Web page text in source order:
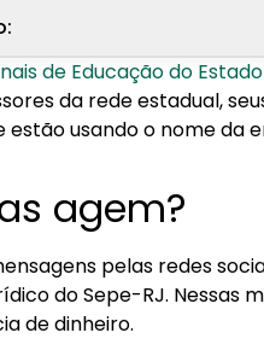
suspeito
de Educação do
da rede estadual,
usando o nome da
agem?
pelas redes
do Sepe-RJ. Nessas
de dinheiro.